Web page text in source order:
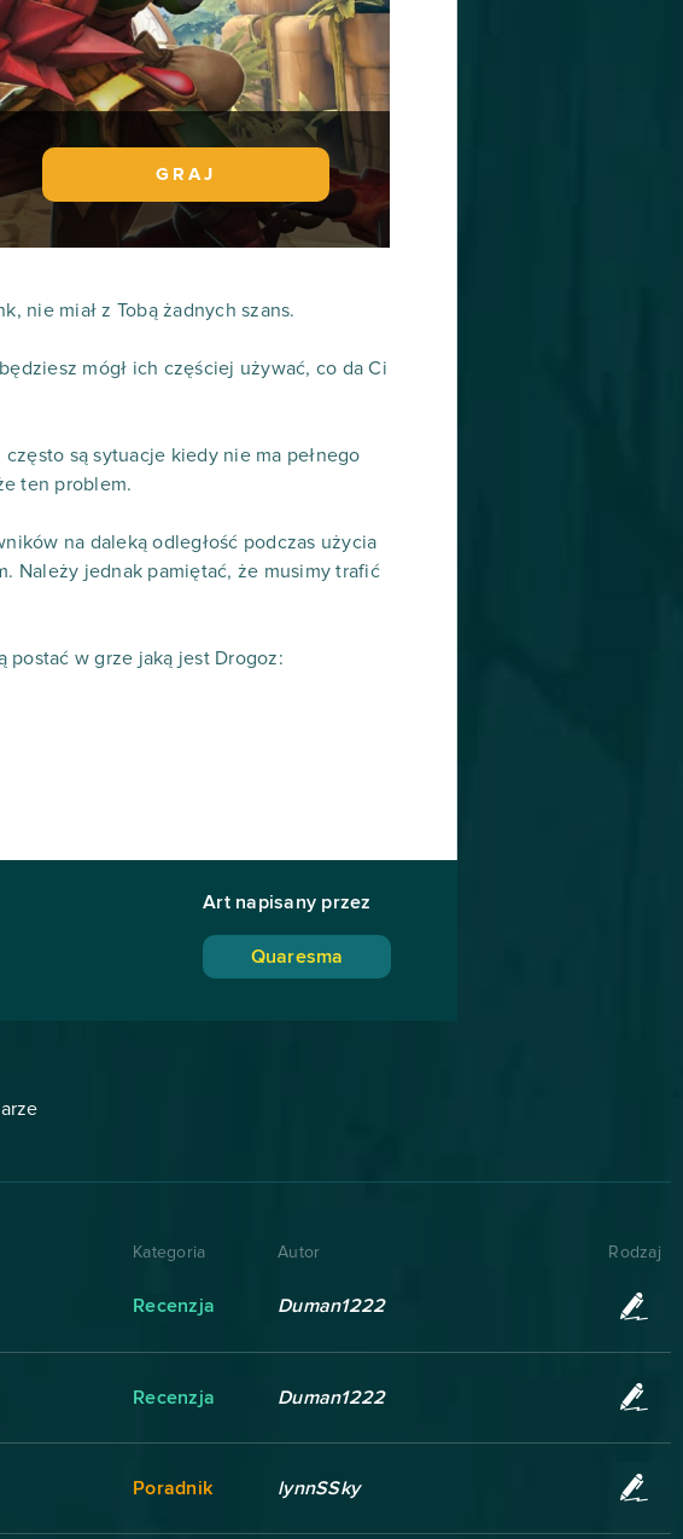
GRAJ
nie miał z Tobą żadnych szans.
mógł ich częściej używać, co da Ci
są sytuacje kiedy nie ma pełnego
ten problem.
na daleką odległość podczas użycia
Należy jednak pamiętać, że musimy trafić
postać w grze jaką jest Drogoz:
Art napisany przez
Quaresma
Kategoria Autor Rodzaj
Recenzja Duman1222
Recenzja Duman1222
Poradnik lynnSSky